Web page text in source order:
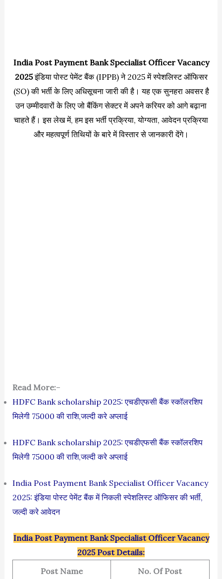
India Post Payment Bank Specialist Officer Vacancy
2025इंडिया पोस्ट पेमेंट बैंक (IPPB) ने 2025 में स्पेशलिस्ट ऑफिसर
(SO) की भर्ती के लिए अधिसूचना जारी की है। यह एक सुनहरा अवसर है
उन उम्मीदवारों के लिए जो बैंकिंग सेक्टर में अपने करियर को आगे बढ़ाना
चाहते हैं। इस लेख में, हम इस भर्ती प्रक्रिया, योग्यता, आवेदन प्रक्रिया
और महत्वपूर्ण तिथियों के बारे में विस्तार से जानकारी देंगे।
Read More:–
HDFC Bank scholarship 2025: एचडीएफसी बैंक स्कॉलरशिप
मिलेगी 75000 की राशि,जल्दी करे अप्लाई
HDFC Bank scholarship 2025: एचडीएफसी बैंक स्कॉलरशिप
मिलेगी 75000 की राशि,जल्दी करे अप्लाई
India Post Payment Bank Specialist Officer Vacancy
2025: इंडिया पोस्ट पेमेंट बैंक में निकली स्पेशलिस्ट ऑफिसर की भर्ती,
जल्दी करे आवेदन
India Post Payment Bank Specialist Officer Vacancy
2025 Post Details:
Post Name
No. Of Post